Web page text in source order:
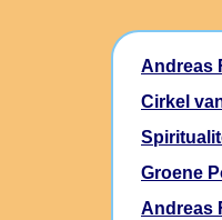
Andreas
Cirkel
Groene
Andreas